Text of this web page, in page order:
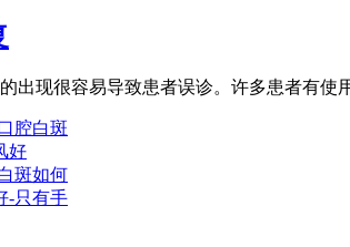
出现很容易导致患者误诊。许多患者有使
腔白斑
好
斑如何
-只有手